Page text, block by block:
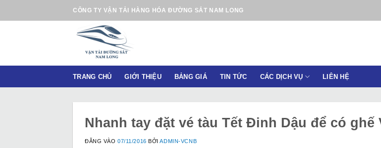
n
CÔNG TY VẬN TẢI HÀNG HÓA ĐƯỜNG SẮT NAM LONG
TRANG CHỦ GIỚI THIỆU BẢNG GIÁ TIN TỨC CÁC DỊCH VỤ LIÊN HỆ
Nhanh tay đặt vé tàu Tết Đinh Dậu để có ghế
ĐĂNG VÀO07/11/2016 BỞIADMIN-VCNB